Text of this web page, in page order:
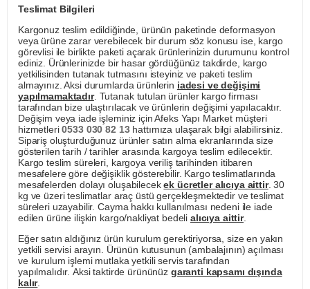
Teslimat Bilgileri
Kargonuz teslim edildiğinde, ürünün paketinde deformasyon
veya ürüne zarar verebilecek bir durum söz konusu ise, kargo
görevlisi ile birlikte paketi açarak ürünlerinizin durumunu kontrol
ediniz. Ürünlerinizde bir hasar gördüğünüz takdirde, kargo
yetkilisinden tutanak tutmasını isteyiniz ve paketi teslim
almayınız. Aksi durumlarda ürünlerin iadesi ve değişimi
yapılmamaktadır. Tutanak tutulan ürünler kargo firması
tarafından bize ulaştırılacak ve ürünlerin değişimi yapılacaktır.
Değişim veya iade işleminiz için Afeks Yapı Market müşteri
hizmetleri0533 030 82 13hattımıza ulaşarak bilgi alabilirsiniz.
Sipariş oluşturduğunuz ürünler satın alma ekranlarında size
gösterilen tarih / tarihler arasında kargoya teslim edilecektir.
Kargo teslim süreleri, kargoya veriliş tarihinden itibaren
mesafelere göre değişiklik gösterebilir. Kargo teslimatlarında
mesafelerden dolayı oluşabilecekek ücretler alıcıya aittir. 30
kg ve üzeri teslimatlar araç üstü gerçekleşmektedir ve teslimat
süreleri uzayabilir. Cayma hakkı kullanılması nedeni ile iade
edilen ürüne ilişkin kargo/nakliyat bedeli alıcıya aittir.
Eğer satın aldığınız ürün kurulum gerektiriyorsa, size en yakın
yetkili servisi arayın. Ürünün kutusunun (ambalajının) açılması
ve kurulum işlemi mutlaka yetkili servis tarafından
yapılmalıdır. Aksi taktirde ürününüz garanti kapsamı dışında
kalır.